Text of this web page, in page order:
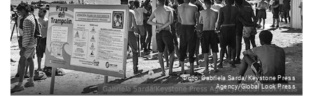
Фото: Gabriela Sarda/Keystone Press
Agency/Global Look Press